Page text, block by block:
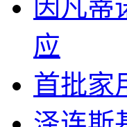
因凡蒂
应
首批家